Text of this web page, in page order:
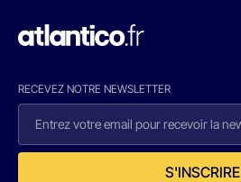
RECEVEZ NOTRE NEWSLETTER
S'INSCRIRE